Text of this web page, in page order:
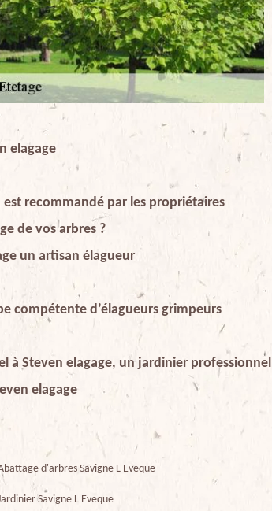
elagage
est recommandé par les propriétaires
de vos arbres ?
un artisan élagueur
compétente d’élagueurs grimpeurs
à Steven elagage, un jardinier professionnel
elagage
d'arbres Savigne L Eveque
Savigne L Eveque